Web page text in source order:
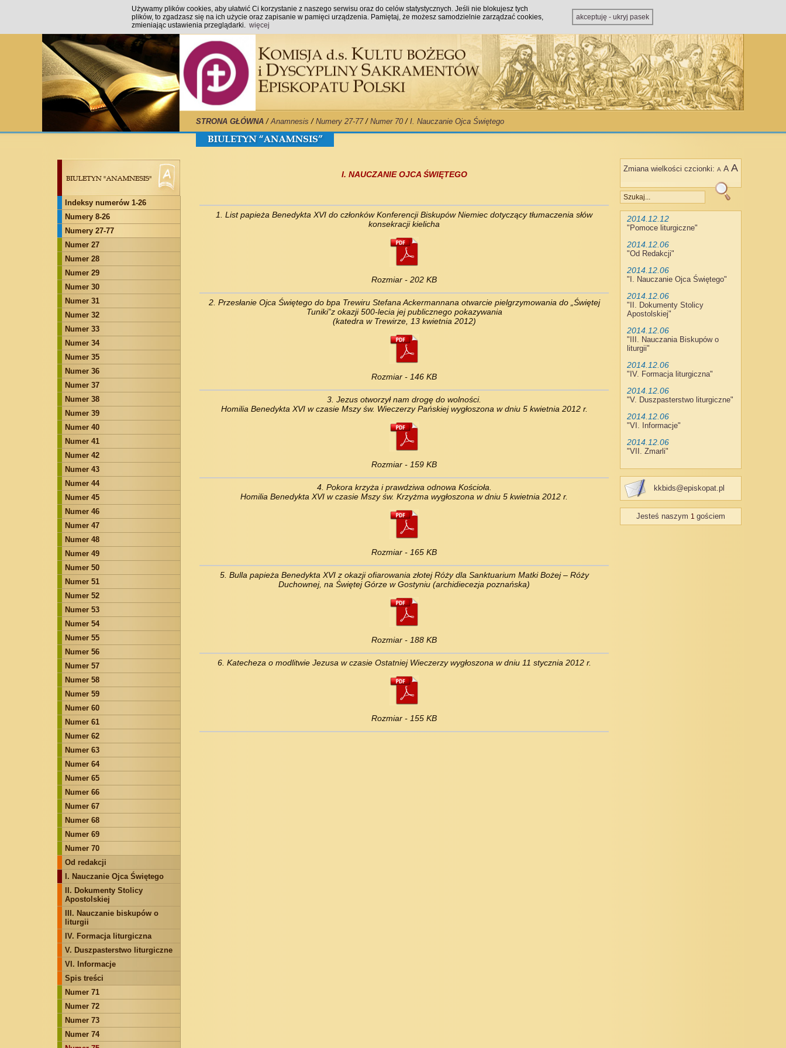
Używamy plików cookies, aby ułatwić Ci korzystanie z naszego serwisu oraz do celów statystycznych. Jeśli nie blokujesz tych
plików, to zgadzasz się na ich użycie oraz zapisanie w pamięci urządzenia. Pamiętaj, że możesz samodzielnie zarządzać cookies,
zmieniając ustawienia przeglądarki. więcej
akceptuję - ukryj pasek
STRONA GŁÓWNA /Anamnesis / Numery 27-77/ Numer 70 / I. Nauczanie Ojca Świętego
Indeksy numerów 1-26
Numery 8-26
Numery 27-77
Numer 27
Numer 28
Numer 29
Numer 30
Numer 31
Numer 32
Numer 33
Numer 34
Numer 35
Numer 36
Numer 37
Numer 38
Numer 39
Numer 40
Numer 41
Numer 42
Numer 43
Numer 44
Numer 45
Numer 46
Numer 47
Numer 48
Numer 49
Numer 50
Numer 51
Numer 52
Numer 53
Numer 54
Numer 55
Numer 56
Numer 57
Numer 58
Numer 59
Numer 60
Numer 61
Numer 62
Numer 63
Numer 64
Numer 65
Numer 66
Numer 67
Numer 68
Numer 69
Numer 70
Od redakcji
I. Nauczanie Ojca Świętego
II. Dokumenty Stolicy
Apostolskiej
III. Nauczanie biskupów o
liturgii
IV. Formacja liturgiczna
V. Duszpasterstwo liturgiczne
VI. Informacje
Spis treści
Numer 71
Numer 72
Numer 73
Numer 74
I. NAUCZANIE OJCA ŚWIĘTEGO
1. List papieża Benedykta XVI do członków Konferencji Biskupów Niemiec dotyczący tłumaczenia słów
konsekracji kielicha
Rozmiar - 202 KB
2. Przesłanie Ojca Świętego do bpa Trewiru Stefana Ackermannana otwarcie pielgrzymowania do „Świętej
Tuniki”z okazji 500-lecia jej publicznego pokazywania
(katedra w Trewirze, 13 kwietnia 2012)
Rozmiar - 146 KB
3. Jezus otworzył nam drogę do wolności.
Homilia Benedykta XVI w czasie Mszy św. Wieczerzy Pańskiej wygłoszona w dniu 5 kwietnia 2012 r.
Rozmiar - 159 KB
4. Pokora krzyża i prawdziwa odnowa Kościoła.
Homilia Benedykta XVI w czasie Mszy św. Krzyżma wygłoszona w dniu 5 kwietnia 2012 r.
Rozmiar - 165 KB
5. Bulla papieża Benedykta XVI z okazji ofiarowania złotej Róży dla Sanktuarium Matki Bożej – Róży
Duchownej, na Świętej Górze w Gostyniu (archidiecezja poznańska)
Rozmiar - 188 KB
6. Katecheza o modlitwie Jezusa w czasie Ostatniej Wieczerzy wygłoszona w dniu 11 stycznia 2012 r.
Rozmiar - 155 KB
Zmiana wielkości czcionki: A A A
2014.12.12
" Pomoce liturgiczne"
2014.12.06
"Od Redakcji"
2014.12.06
" I. Nauczanie Ojca Świętego"
2014.12.06
" II. Dokumenty Stolicy
Apostolskiej"
2014.12.06
" III. Nauczania Biskupów o
liturgii"
2014.12.06
" IV. Formacja liturgiczna"
2014.12.06
"V. Duszpasterstwo liturgiczne"
2014.12.06
"VI. Informacje"
2014.12.06
"VII. Zmarli"
kkbids@episkopat.pl
Jesteś naszym 1 gościem